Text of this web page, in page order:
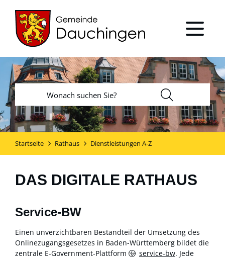
Startseite Rathaus Dienstleistungen A-Z
DAS DIGITALE RATHAUS
Service-BW
Einen unverzichtbaren Bestandteil der Umsetzung des
Onlinezugangsgesetzes in Baden-Württemberg bildet die
zentrale E-Government-Plattform
service-bw. Jede